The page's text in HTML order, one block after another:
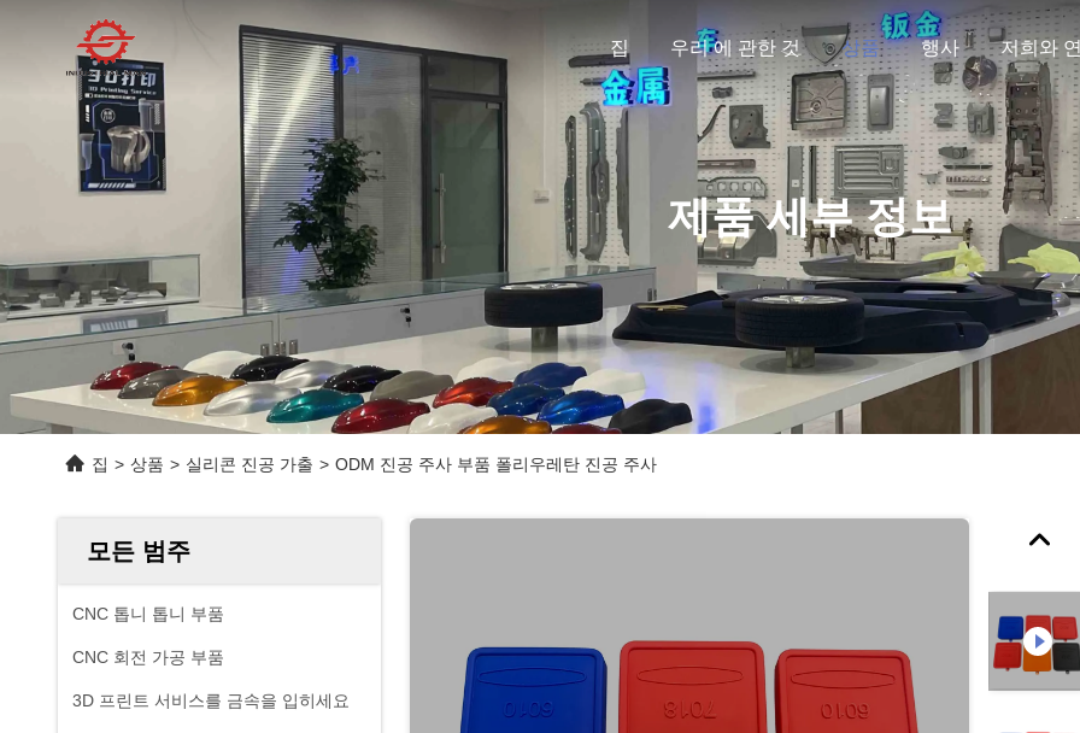
집 우리 에 관한 것 상품 행사 저희와
제품 세부 정보
집 > 상품 > 실리콘 진공 가출 > ODM 진공 주사 부품 폴리우레탄 진공 주사
모든 범주
CNC 톱니 톱니 부품
CNC 회전 가공 부품
3D 프린트 서비스를 금속을 입히세요